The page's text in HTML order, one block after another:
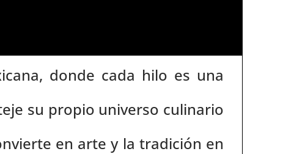
donde cada hilo es una
su propio universo culinario
en arte y la tradición en